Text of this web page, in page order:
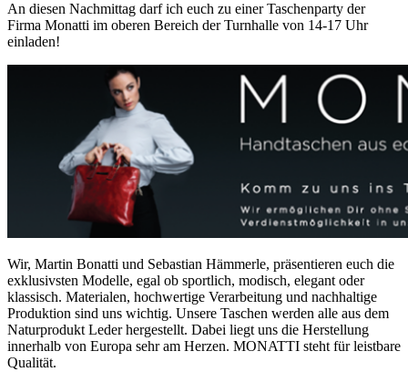
An diesen Nachmittag darf ich euch zu einer Taschenparty der
Firma Monatti im oberen Bereich der Turnhalle von 14-17 Uhr
einladen!
Wir, Martin Bonatti und Sebastian Hämmerle, präsentieren euch die
exklusivsten Modelle, egal ob sportlich, modisch, elegant oder
klassisch. Materialen, hochwertige Verarbeitung und nachhaltige
Produktion sind uns wichtig. Unsere Taschen werden alle aus dem
Naturprodukt Leder hergestellt. Dabei liegt uns die Herstellung
innerhalb von Europa sehr am Herzen. MONATTI steht für leistbare
Qualität.